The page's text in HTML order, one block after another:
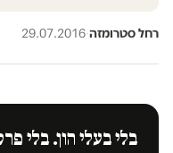
רחל סטרומזה·
29.07.2016
בלי בעלי הון. בלי